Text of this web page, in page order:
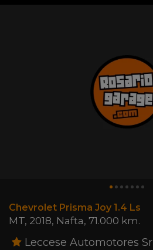
Chevrolet Prisma Joy 1.4 Ls
MT, 2018, Nafta, 71.000 km.
Leccese Automotores Srl